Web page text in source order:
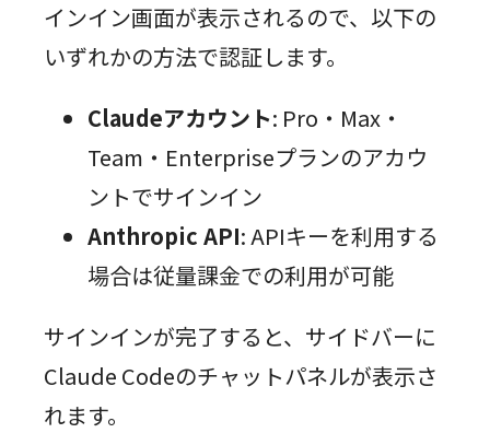
インイン画面が表示されるので、以下の
いずれかの方法で認証します。
Claudeアカウント: Pro・Max・
Team・Enterpriseプランのアカウ
ントでサインイン
Anthropic API: APIキーを利用する
場合は従量課金での利用が可能
サインインが完了すると、サイドバーに
Claude Codeのチャットパネルが表示さ
れます。